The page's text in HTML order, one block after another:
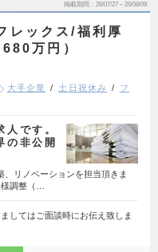
掲載期間 26/07/27～26/08/09
レックス/福利厚
万円）
大手企業 土日祝休み
フ
です。
の非公開
リノベーションを担当頂きま
調整（…
してはご面談時にお伝え致しま